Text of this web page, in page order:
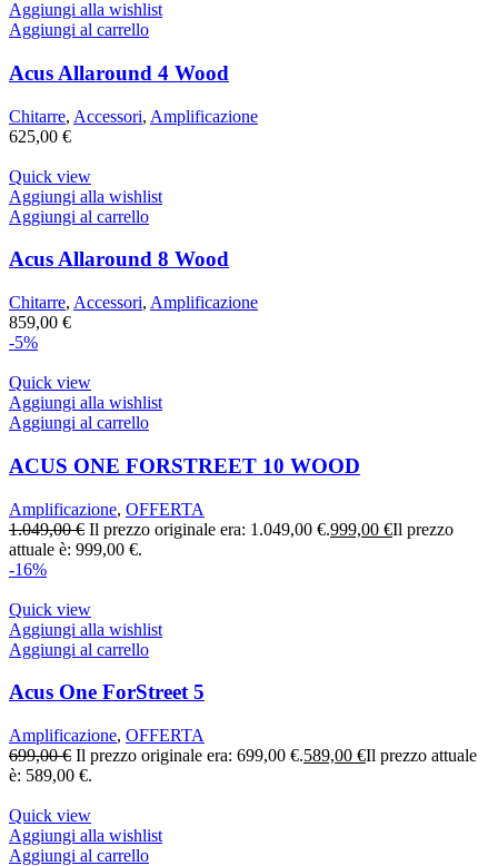
Aggiungi alla wishlist
Aggiungi al carrello
Acus Allaround 4 Wood
Chitarre, Accessori, Amplificazione
625,00 €
Quick view
Aggiungi alla wishlist
Aggiungi al carrello
Acus Allaround 8 Wood
Chitarre, Accessori, Amplificazione
859,00 €
-5%
Quick view
Aggiungi alla wishlist
Aggiungi al carrello
ACUS ONE FORSTREET 10 WOOD
Amplificazione, OFFERTA
1.049,00€ Il prezzo originale era: 1.049,00 €.999,00 €Il prezzo
attuale è: 999,00 €.
-16%
Quick view
Aggiungi alla wishlist
Aggiungi al carrello
Acus One ForStreet 5
Amplificazione, OFFERTA
699,00€ Il prezzo originale era: 699,00 €.589,00 €Il prezzo attuale
è: 589,00 €.
Quick view
Aggiungi alla wishlist
Aggiungi al carrello